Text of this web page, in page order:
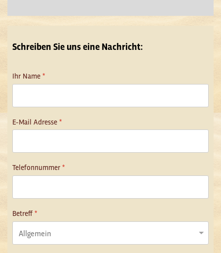
Schreiben Sie uns eine Nachricht:
Ihr Name *
E-Mail Adresse *
Telefonnummer *
Betreff *